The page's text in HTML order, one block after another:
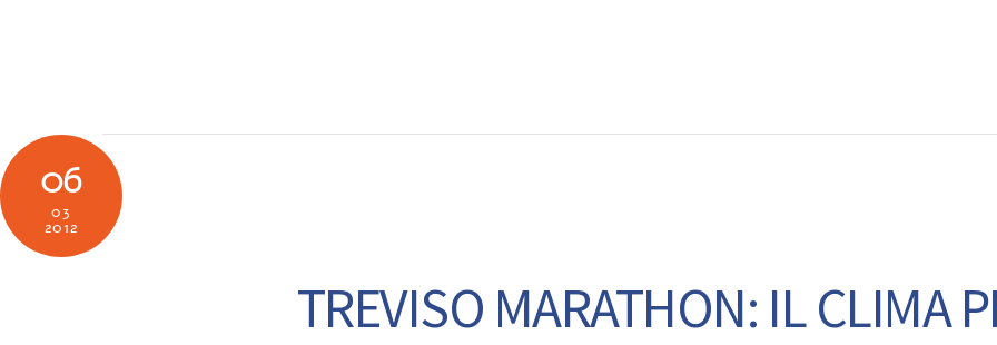
06
03
2012
TREVISO MARATHON: IL CLIMA